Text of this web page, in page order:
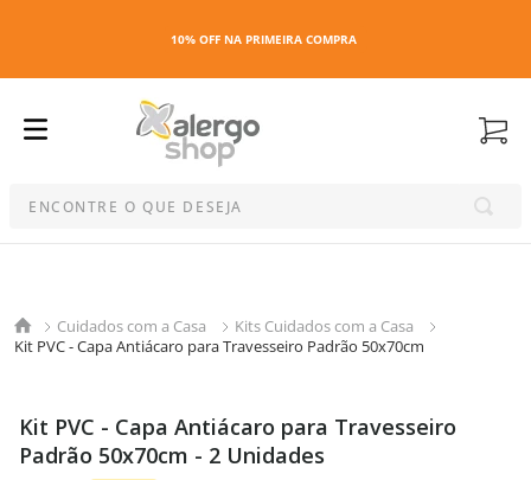
10% OFF NA PRIMEIRA COMPRA
Cuidados com a Casa
Kits Cuidados com a Casa
Kit PVC - Capa Antiácaro para Travesseiro Padrão 50x70cm
Kit PVC - Capa Antiácaro para Travesseiro
Padrão 50x70cm - 2 Unidades
2º esmalte
5º travesseiro